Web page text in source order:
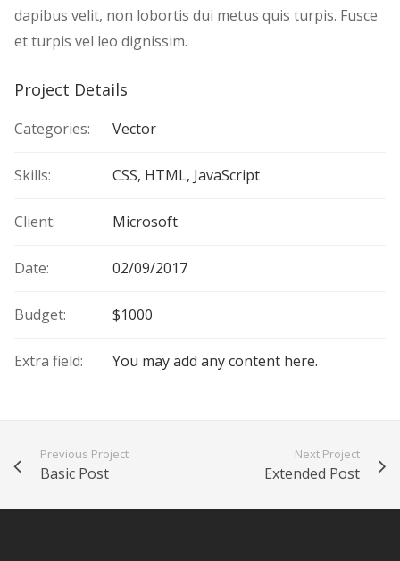
dapibus velit, non lobortis dui metus quis turpis. Fusce
et turpis vel leo dignissim.
Project Details
Categories: Vector
Skills: CSS, HTML, JavaScript
Client: Microsoft
Date: 02/09/2017
Budget: $1000
Extra field: You may add any content here.
Previous Project
Basic Post
Next Project
Extended Post